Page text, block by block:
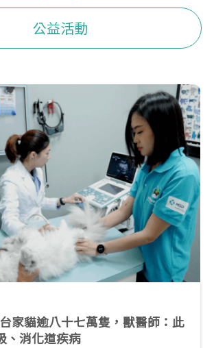
公益活動
家貓逾八十七萬隻，獸醫師：此
、消化道疾病